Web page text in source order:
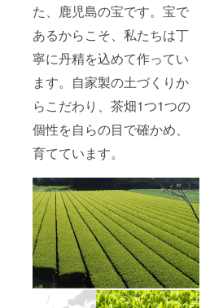
た、鹿児島の宝です。宝で
あるからこそ、私たちは丁
寧に丹精を込めて作ってい
ます。自家製の土づくりか
らこだわり、茶畑1つ1つの
個性を自らの目で確かめ、
育てています。